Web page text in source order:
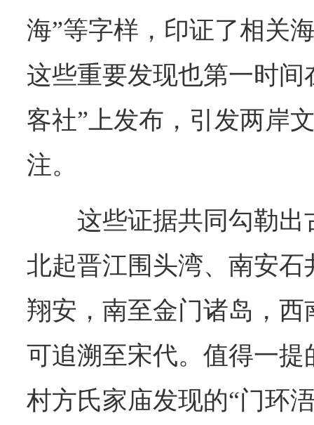
海”等字样，印证了相关
这些重要发现也第一时间
客社”上发布，引发两岸
注。
这些证据共同勾勒
北起晋江围头湾、南安
翔安，南至金门诸岛，
可追溯至宋代。值得一
村方氏家庙发现的“门环